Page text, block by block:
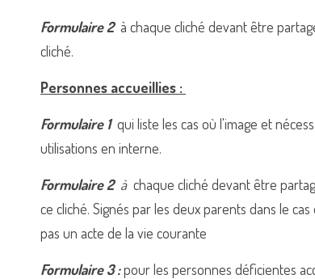
Formulaire 2
à chaque cliché devant être
cliché.
Personnes accueillies :
Formulaire 1 qui liste les cas où l'image et
utilisations en interne.
Formulaire 2 à chaque cliché devant être
ce cliché. Signés par les deux parents dans le
pas un acte de la vie courante
Formulaire 3 : pour les personnes déficientes